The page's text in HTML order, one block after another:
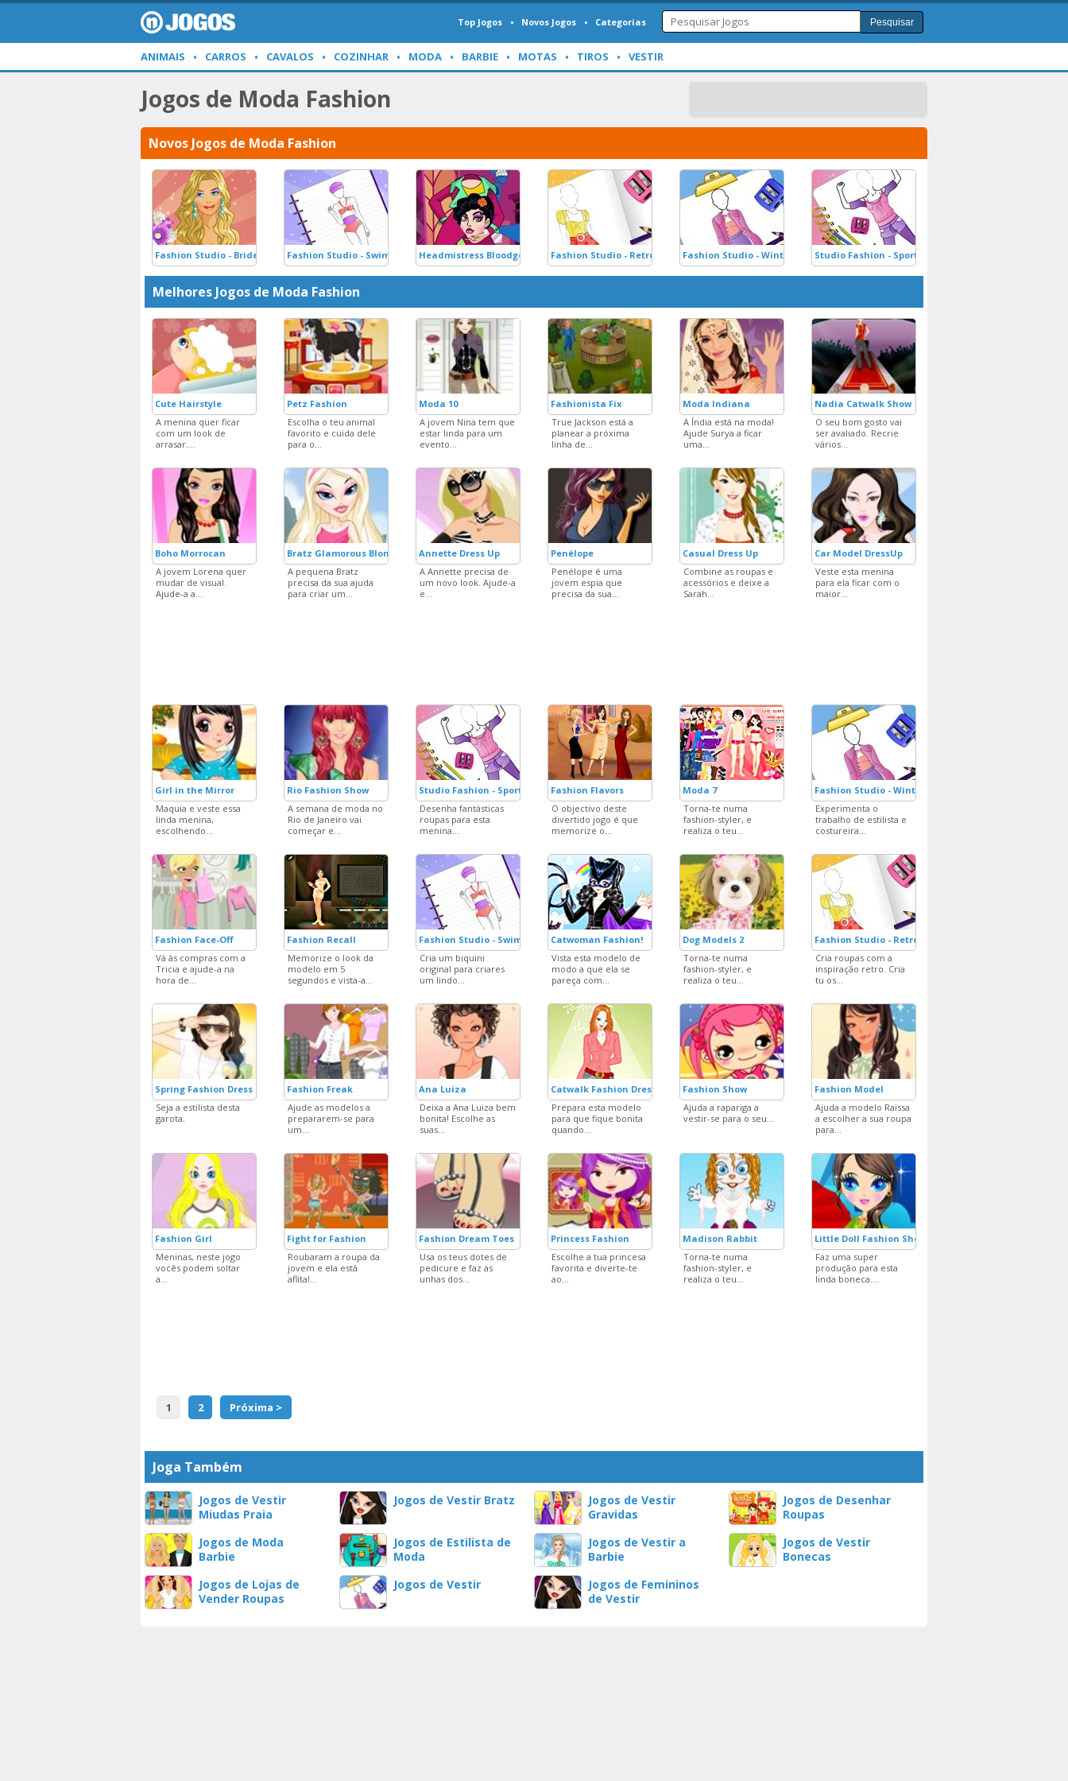
Top Jogos Novos Jogos Categorias Pesquisar
ANIMAIS CARROS CAVALOS COZINHAR MODA BARBIE MOTAS TIROS VESTIR
Jogos de Moda Fashion
Novos Jogos de Moda Fashion
Fashion Studio - Bridesmaid DressFashion Studio - Swimsuit DesignHeadmistress Bloodgood Fashion Studio - Retro OutfitFashion Studio - Winter OutfitStudio Fashion - Sport Outfit
Melhores Jogos de Moda Fashion
Cute Hairstyle
A menina quer ficar
com um look de
arrasar....
Petz Fashion
Escolha o teu animal
favorito e cuida dele
para o...
Moda 10
A jovem Nina tem que
estar linda para um
evento...
Fashionista Fix
True Jackson está a
planear a próxima
linha de...
Moda Indiana
A Índia está na moda!
Ajude Surya a ficar
uma...
Nadia Catwalk Show
O seu bom gosto vai
ser avaliado. Recrie
vários...
Boho Morrocan
A jovem Lorena quer
mudar de visual.
Ajude-a a...
Bratz Glamorous Blonde
A pequena Bratz
precisa da sua ajuda
para criar um...
Annette Dress Up
A Annette precisa de
um novo look. Ajude-a
e...
Penélope
Penélope é uma
jovem espia que
precisa da sua...
Casual Dress Up
Combine as roupas e
acessórios e deixe a
Sarah...
Car Model DressUp
Veste esta menina
para ela ficar com o
maior...
Girl in the Mirror
Maquia e veste essa
linda menina,
escolhendo...
Rio Fashion Show
A semana de moda no
Rio de Janeiro vai
começar e...
Studio Fashion - Sport Outfit
Desenha fantásticas
roupas para esta
menina...
Fashion Flavors
O objectivo deste
divertido jogo é que
memorize o...
Moda 7
Torna-te numa
fashion-styler, e
realiza o teu...
Fashion Studio - Winter Outfit
Experimenta o
trabalho de estilista e
costureira...
Fashion Face-Off
Vá às compras com a
Tricia e ajude-a na
hora de...
Fashion Recall
Memorize o look da
modelo em 5
segundos e vista-a...
Fashion Studio - Swimsuit Design
Cria um biquini
original para criares
um lindo...
Catwoman Fashion!
Vista esta modelo de
modo a que ela se
pareça com...
Dog Models 2
Torna-te numa
fashion-styler, e
realiza o teu...
Fashion Studio - Retro Outfit
Cria roupas com a
inspiração retro. Cria
tu os...
Spring Fashion Dress Up 3
Seja a estilista desta
garota.
Fashion Freak
Ajude as modelos a
prepararem-se para
um...
Ana Luiza
Deixa a Ana Luiza bem
bonita! Escolhe as
suas...
Catwalk Fashion Dress Up 1
Prepara esta modelo
para que fique bonita
quando...
Fashion Show
Ajuda a rapariga a
vestir-se para o seu...
Fashion Model
Ajuda a modelo Raissa
a escolher a sua roupa
para...
Fashion Girl
Meninas, neste jogo
vocês podem soltar
a...
Fight for Fashion
Roubaram a roupa da
jovem e ela está
aflita!...
Fashion Dream Toes
Usa os teus dotes de
pedicure e faz as
unhas dos...
Princess Fashion
Escolhe a tua princesa
favorita e diverte-te
ao...
Madison Rabbit
Torna-te numa
fashion-styler, e
realiza o teu...
Little Doll Fashion Show
Faz uma super
produção para esta
linda boneca....
1 2 Próxima >
Joga Também
Jogos de Vestir
Miudas Praia
Jogos de Vestir Bratz
Jogos de Vestir
Gravidas
Jogos de Desenhar
Roupas
Jogos de Moda
Barbie
Jogos de Estilista de
Moda
Jogos de Vestir a
Barbie
Jogos de Vestir
Bonecas
Jogos de Lojas de
Vender Roupas
Jogos de Vestir
Jogos de Femininos
de Vestir